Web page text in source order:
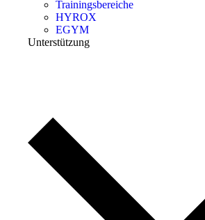
Trainingsbereiche
HYROX
EGYM
Unterstützung